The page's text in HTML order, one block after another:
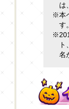
は
※本
す。
名